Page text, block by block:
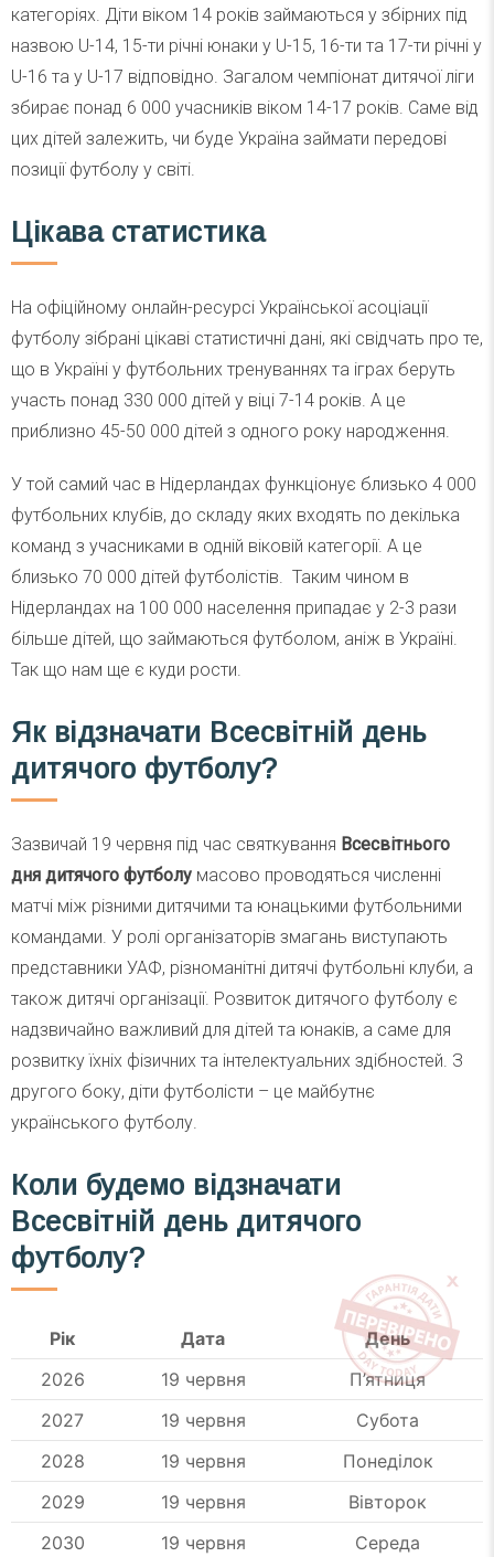
категоріях. Діти віком 14 років займаються у збірних під
назвою U-14, 15-ти річні юнаки у U-15, 16-ти та 17-ти річні у
U-16 та у U-17 відповідно. Загалом чемпіонат дитячої ліги
збирає понад 6 000 учасників віком 14-17 років. Саме від
цих дітей залежить, чи буде Україна займати передові
позиції футболу у світі.
Цікава статистика
На офіційному онлайн-ресурсі Української асоціації
футболу зібрані цікаві статистичні дані, які свідчать про те,
що в Україні у футбольних тренуваннях та іграх беруть
участь понад 330 000 дітей у віці 7-14 років. А це
приблизно 45-50 000 дітей з одного року народження.
У той самий час в Нідерландах функціонує близько 4 000
футбольних клубів, до складу яких входять по декілька
команд з учасниками в одній віковій категорії. А це
близько 70 000 дітей футболістів. Таким чином в
Нідерландах на 100 000 населення припадає у 2-3 рази
більше дітей, що займаються футболом, аніж в Україні.
Так що нам ще є куди рости.
Як відзначати Всесвітній день
дитячого футболу?
Зазвичай 19 червня під час святкування Всесвітнього
дня дитячого футболу масово проводяться численні
матчі між різними дитячими та юнацькими футбольними
командами. У ролі організаторів змагань виступають
представники УАФ, різноманітні дитячі футбольні клуби, а
також дитячі організації. Розвиток дитячого футболу є
надзвичайно важливий для дітей та юнаків, а саме для
розвитку їхніх фізичних та інтелектуальних здібностей. З
другого боку, діти футболісти – це майбутнє
українського футболу.
Коли будемо відзначати
Всесвітній день дитячого
футболу?
Рік Дата
День
2026
19 червня
П’ятниця
2027
19 червня
Субота
2028
19 червня
Понеділок
2029
19 червня
Вівторок
2030
19 червня Середа